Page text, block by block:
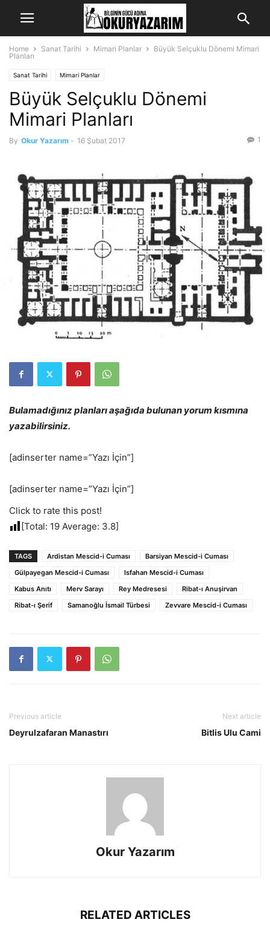
Home Sanat Tarihi Mimari Planlar
Büyük Selçuklu Dönemi Mimari
Planları
Sanat Tarihi Mimari Planlar
Büyük Selçuklu Dönemi
Mimari Planları
By Okur Yazarım - 16 Şubat 2017 1
Bulamadığınız planları aşağıda bulunan yorum kısmına
yazabilirsiniz.
[adinserter name=”Yazı İçin”]
[adinserter name=”Yazı İçin”]
Click to rate this post!
[Total: 19 Average: 3.8]
TAGS Ardistan Mescid-i Cuması
Barsiyan Mescid-i Cuması
Gülpayegan Mescid-i Cuması
Isfahan Mescid-i Cuması
Kabus Anıtı
Merv Sarayı Rey Medresesi
Ribat-ı Anuşirvan
Ribat-ı Şerif
Samanoğlu İsmail Türbesi Zevvare Mescid-i Cuması
Previous article
Deyrulzafaran Manastırı
Next article
Bitlis Ulu Cami
Okur Yazarım
RELATED ARTICLES